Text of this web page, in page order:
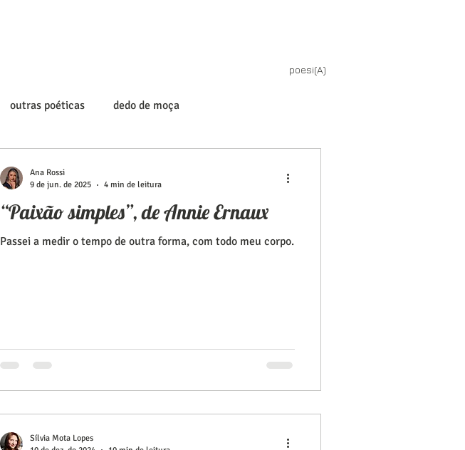
poesi(A)
outras poéticas dedo de moça
“Paixão simples”, de Annie Ernaux
Passei a medir o tempo de outra forma, com todo meu corpo.
Ana Rossi
9 de jun. de 2025
4 min de leitura
Sílvia Mota Lopes